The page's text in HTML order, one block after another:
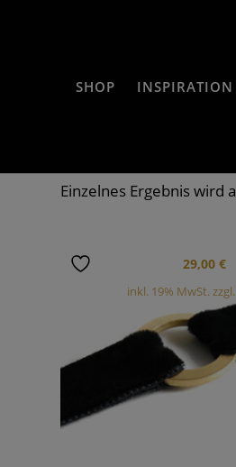
SHOP INSPIRATION
Einzelnes Ergebnis wird
29,00 €
inkl. 19% MwSt.